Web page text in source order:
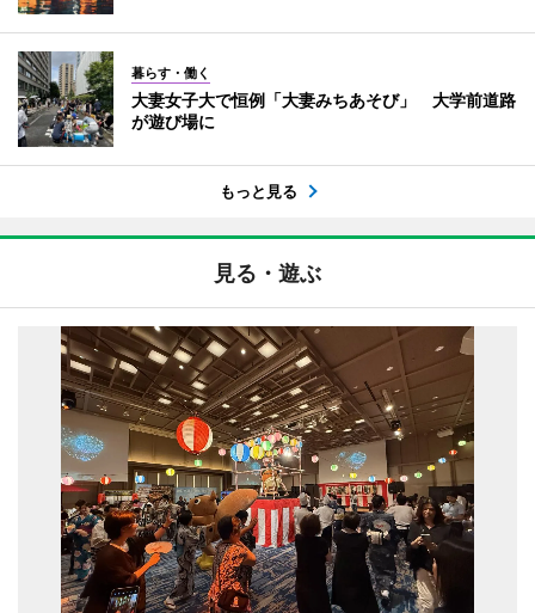
暮らす・働く
大妻女子大で恒例「大妻みちあそび」 大学前道路
が遊び場に
もっと見る
見る・遊ぶ